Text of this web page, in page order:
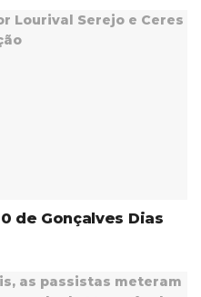
de Gonçalves Dias